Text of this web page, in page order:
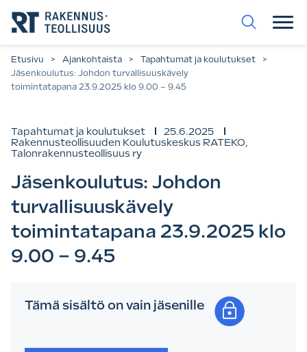
suoraan
sisältöön.
Etusivu > Ajankohtaista > Tapahtumat ja koulutukset
>
Jäsenkoulutus: Johdon turvallisuuskävely
toimintatapana 23.9.2025 klo 9.00 – 9.45
Tapahtumat ja koulutukset
25.6.2025
Rakennusteollisuuden Koulutuskeskus RATEKO,
Talonrakennusteollisuus ry
Jäsenkoulutus: Johdon
turvallisuuskävely
toimintatapana 23.9.2025 klo
9.00 – 9.45
Tämä sisältö on vain jäsenille